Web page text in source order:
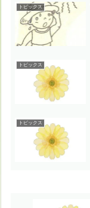
トピックス
トピックス
トピックス